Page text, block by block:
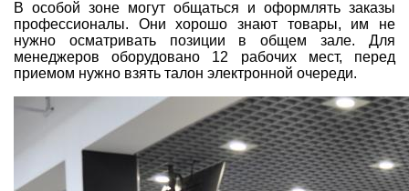
В особой зоне могут общаться и оформлять заказы
профессионалы. Они хорошо знают товары, им не
нужно осматривать позиции в общем зале. Для
менеджеров оборудовано 12 рабочих мест, перед
приемом нужно взять талон электронной очереди.